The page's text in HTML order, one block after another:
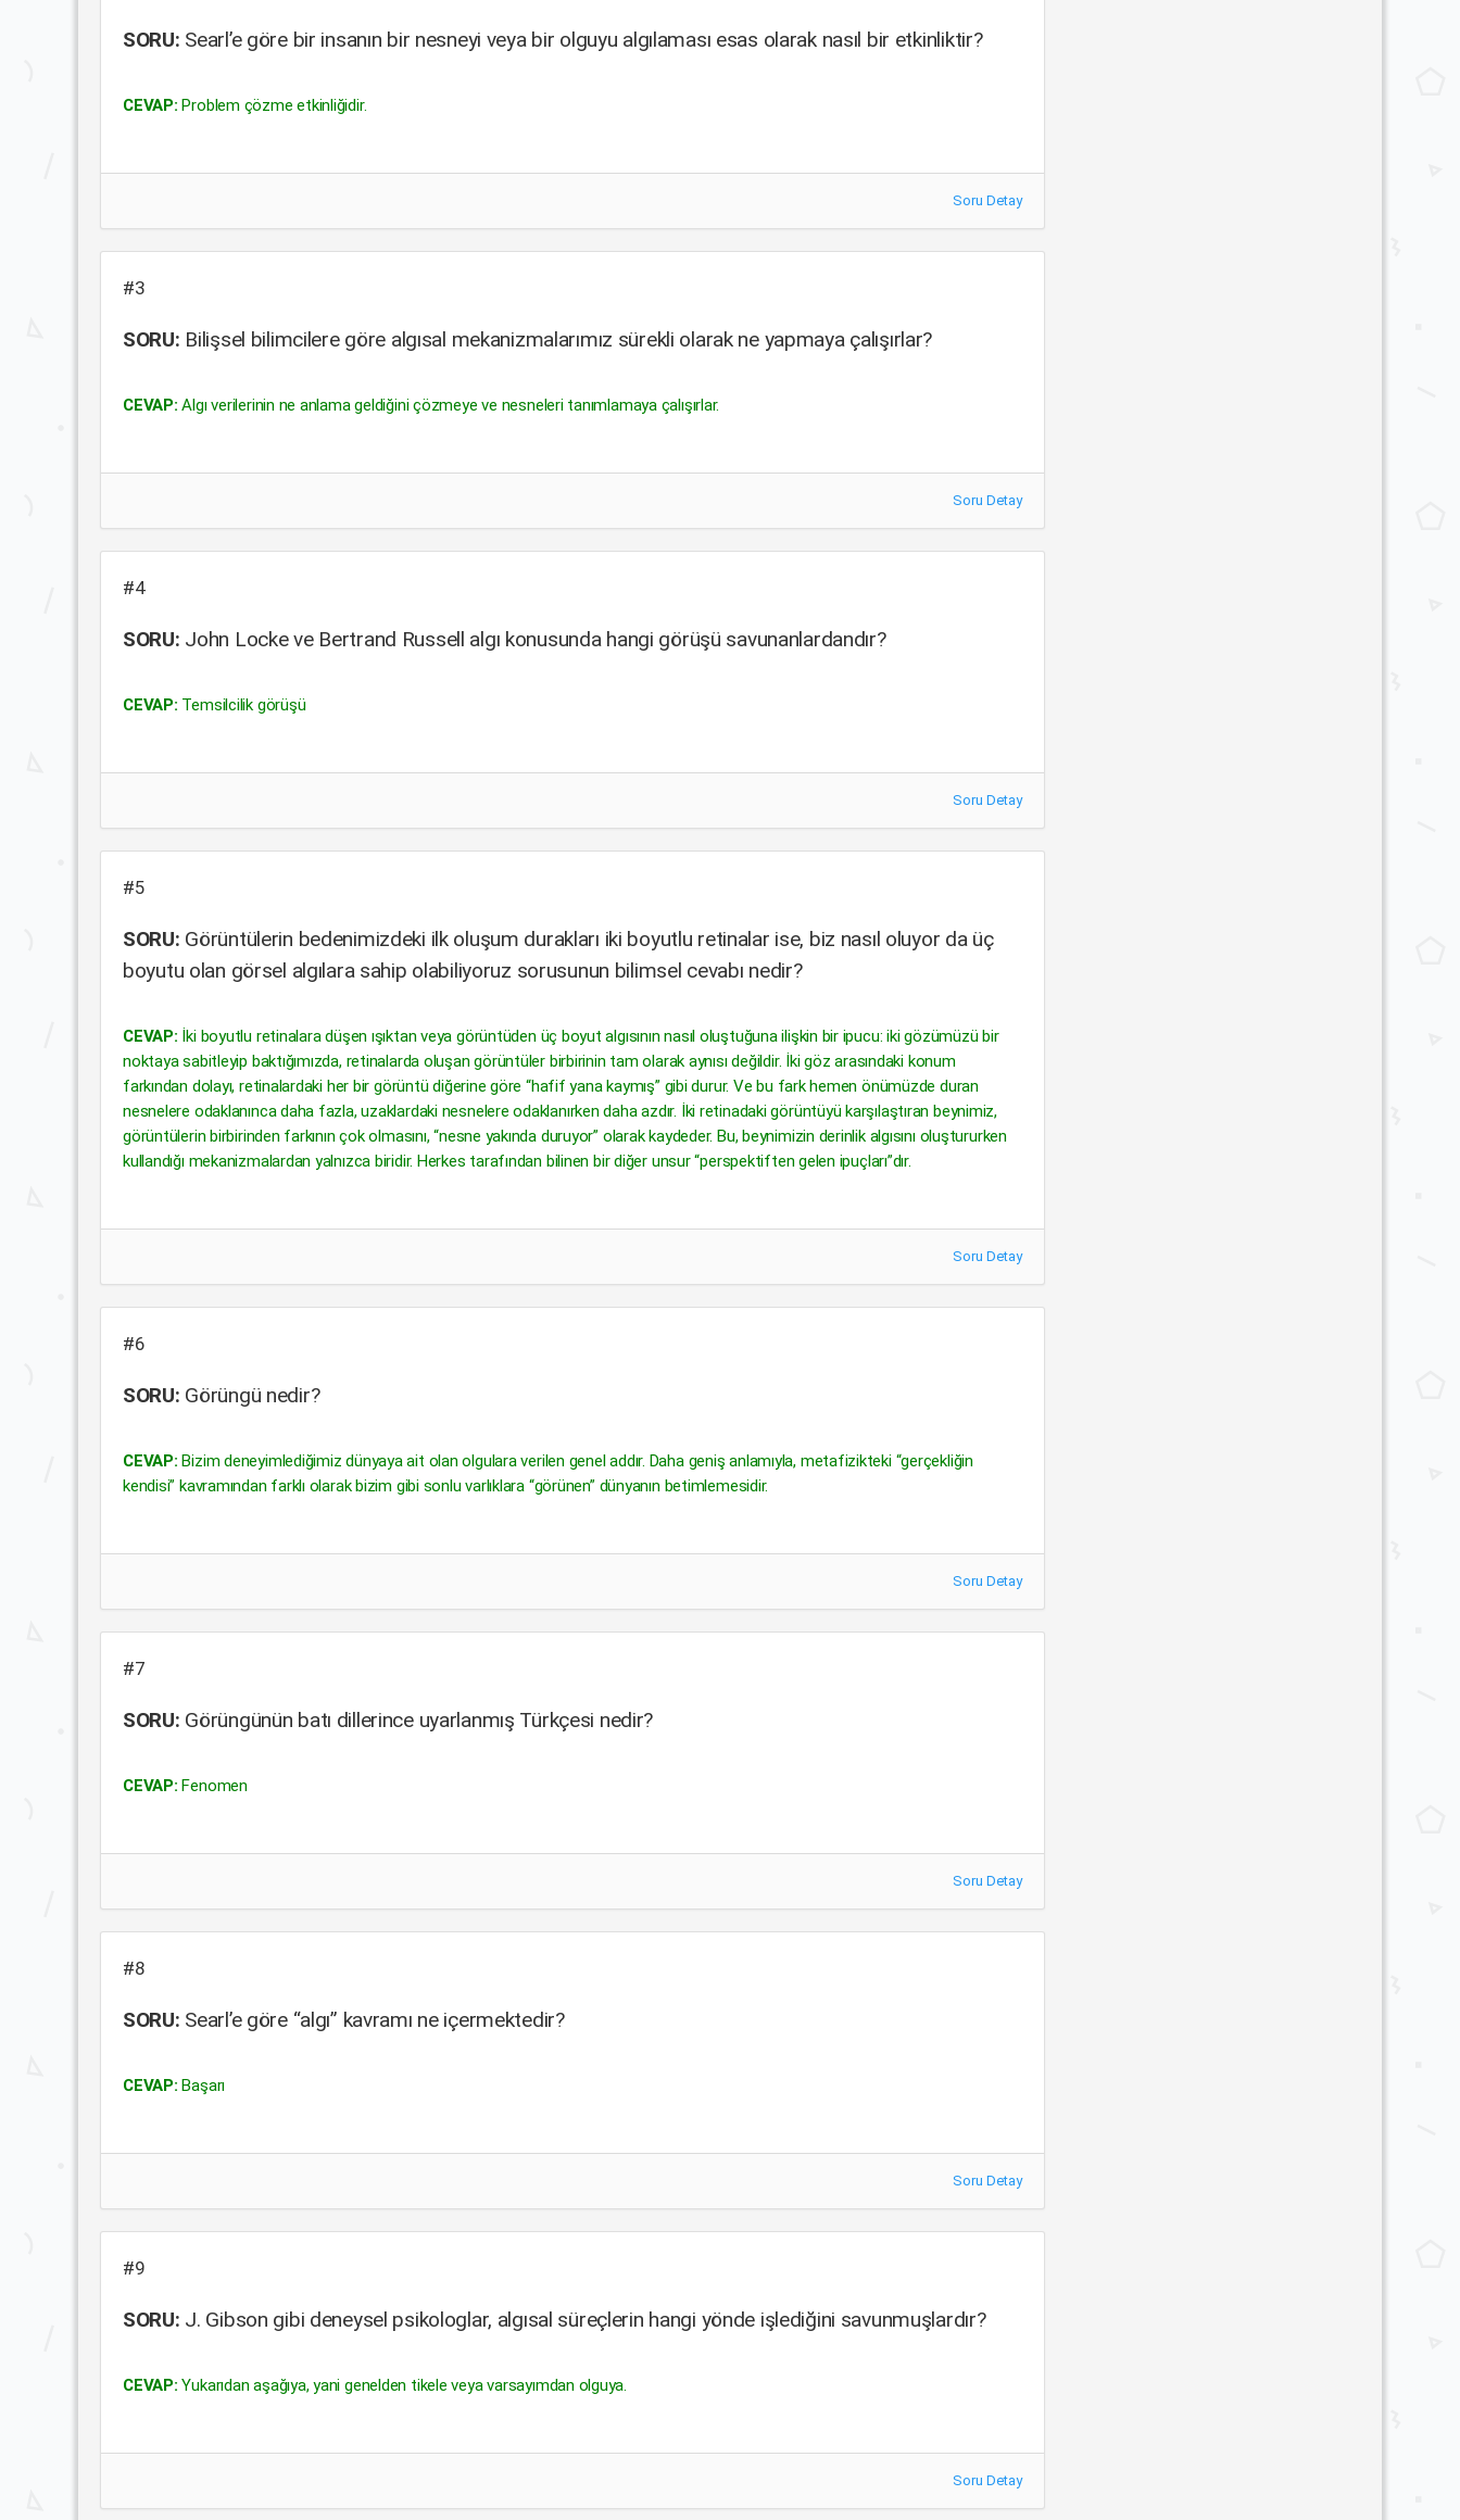
SORU: Searl’e göre bir insanın bir nesneyi veya bir olguyu algılaması esas olarak nasıl bir etkinliktir?
CEVAP: Problem çözme etkinliğidir.
Soru Detay
#3
SORU: Bilişsel bilimcilere göre algısal mekanizmalarımız sürekli olarak ne yapmaya çalışırlar?
CEVAP: Algı verilerinin ne anlama geldiğini çözmeye ve nesneleri tanımlamaya çalışırlar.
Soru Detay
#4
SORU: John Locke ve Bertrand Russell algı konusunda hangi görüşü savunanlardandır?
CEVAP: Temsilcilik görüşü
Soru Detay
#5
SORU: Görüntülerin bedenimizdeki ilk oluşum durakları iki boyutlu retinalar ise, biz nasıl oluyor da üç
boyutu olan görsel algılara sahip olabiliyoruz sorusunun bilimsel cevabı nedir?
CEVAP: İki boyutlu retinalara düşen ışıktan veya görüntüden üç boyut algısının nasıl oluştuğuna ilişkin bir ipucu: iki gözümüzü bir
noktaya sabitleyip baktığımızda, retinalarda oluşan görüntüler birbirinin tam olarak aynısı değildir. İki göz arasındaki konum
farkından dolayı, retinalardaki her bir görüntü diğerine göre “hafif yana kaymış” gibi durur. Ve bu fark hemen önümüzde duran
nesnelere odaklanınca daha fazla, uzaklardaki nesnelere odaklanırken daha azdır. İki retinadaki görüntüyü karşılaştıran beynimiz,
görüntülerin birbirinden farkının çok olmasını, “nesne yakında duruyor” olarak kaydeder. Bu, beynimizin derinlik algısını oluştururken
kullandığı mekanizmalardan yalnızca biridir. Herkes tarafından bilinen bir diğer unsur “perspektiften gelen ipuçları”dır.
Soru Detay
#6
SORU: Görüngü nedir?
CEVAP: Bizim deneyimlediğimiz dünyaya ait olan olgulara verilen genel addır. Daha geniş anlamıyla, metafizikteki “gerçekliğin
kendisi” kavramından farklı olarak bizim gibi sonlu varlıklara “görünen” dünyanın betimlemesidir.
Soru Detay
#7
SORU: Görüngünün batı dillerince uyarlanmış Türkçesi nedir?
CEVAP: Fenomen
Soru Detay
#8
SORU: Searl’e göre “algı” kavramı ne içermektedir?
CEVAP: Başarı
Soru Detay
#9
SORU: J. Gibson gibi deneysel psikologlar, algısal süreçlerin hangi yönde işlediğini savunmuşlardır?
CEVAP: Yukarıdan aşağıya, yani genelden tikele veya varsayımdan olguya.
Soru Detay